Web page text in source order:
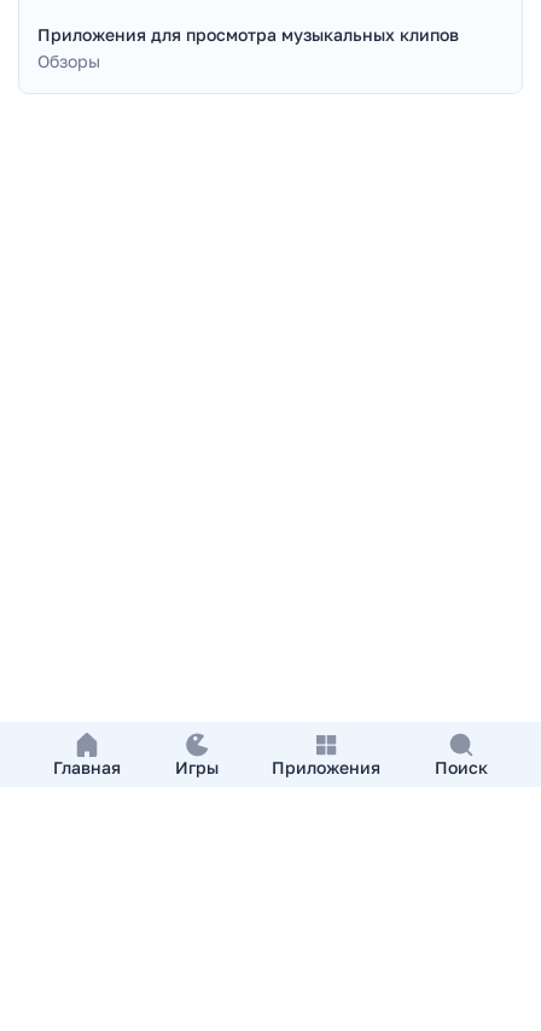
Главная Игры Приложения Поиск
Приложения для просмотра музыкальных клипов
Обзоры